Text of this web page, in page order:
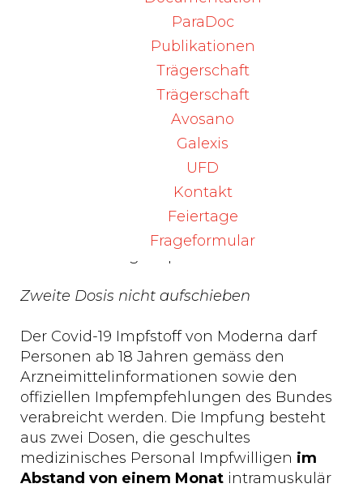
ParaDoc
Publikationen
Trägerschaft
Trägerschaft
Avosano
Galexis
UFD
Kontakt
Feiertage
Frageformular
Medicines Expert Committee) an einer
ausserordentlichen Sitzung die
Einschätzung von Swissmedic zum
Nutzen-Risiko-Verhältnis gestützt hatte.
Swissmedic-Direktor Raimund Bruhin zeigt
sich zuversichtlich: «Die schnelle und
gleichzeitig gewissenhafte Begutachtung
im rollenden Verfahren hat sich sehr
bewährt. Dies ist ein weiterer wichtiger
Schritt, damit jetzt ein grosser
Bevölkerungsteil in der Schweiz gegen
Zweite Dosis nicht aufschieben
Der Covid-19 Impfstoff von Moderna darf
Personen ab 18 Jahren gemäss den
Arzneimittelinformationen sowie den
offiziellen Impfempfehlungen des Bundes
verabreicht werden. Die Impfung besteht
aus zwei Dosen, die geschultes
medizinisches Personal Impfwilligen im
Abstand von einem Monat intramuskulär